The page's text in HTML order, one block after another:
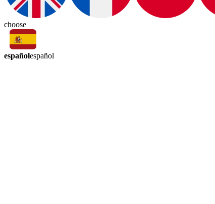
choose
españolespañol